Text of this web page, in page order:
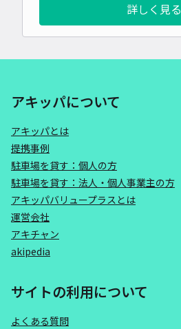
詳しく見る
アキッパについて
アキッパとは
提携事例
駐車場を貸す：個人の方
駐車場を貸す：法人・個人事業主の方
アキッパバリュープラスとは
運営会社
アキチャン
akipedia
サイトの利用について
よくある質問